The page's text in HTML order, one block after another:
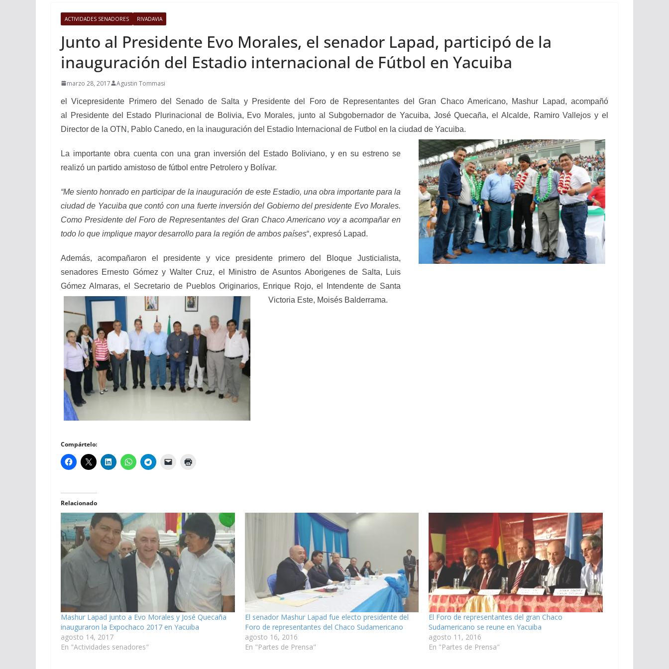
ACTIVIDADES SENADORES RIVADAVIA
Junto al Presidente Evo Morales, el senador Lapad, participó de la
inauguración del Estadio internacional de Fútbol en Yacuiba
marzo 28, 2017 Agustin Tommasi
el Vicepresidente Primero del Senado de Salta y Presidente del Foro de Representantes del Gran Chaco Americano, Mashur Lapad, acompañó
al
Presidente del Estado Plurinacional de Bolivia, Evo Morales, junto al Subgobernador de Yacuiba, José Quecaña, el Alcalde, Ramiro Vallejos y el
Director de la OTN, Pablo Canedo, en la inauguración del Estadio Internacional de Futbol en la ciudad de Yacuiba.
La importante obra cuenta con una gran inversión del Estado Boliviano, y en su estreno se
realizó un partido amistoso de fútbol entre Petrolero y Bolívar.
“Me siento honrado en participar de la inauguración de este Estadio, una obra importante para la
ciudad de Yacuiba que contó con una fuerte inversión del Gobierno del presidente Evo Morales.
Como Presidente del Foro de Representantes del Gran Chaco Americano voy a acompañar en
todo lo que implique mayor desarrollo para la región de ambos países“, expresó Lapad.
Además, acompañaron el presidente y vice presidente primero del Bloque Justicialista,
senadores Ernesto Gómez y Walter Cruz, el Ministro de Asuntos Aborigenes de Salta, Luis
Gómez Almaras, el Secretario de Pueblos Originarios, Enrique Rojo, el Intendente de Santa
Victoria Este, Moisés Balderrama.
Compártelo:
Relacionado
Mashur Lapad junto a Evo Morales y José Quecaña
inauguraron la Expochaco 2017 en Yacuiba
agosto 14, 2017
En "Actividades senadores"
El senador Mashur Lapad fue electo presidente del
Foro de representantes del Chaco Sudamericano
agosto 16, 2016
En "Partes de Prensa"
El Foro de representantes del gran Chaco
Sudamericano se reune en Yacuiba
agosto 11, 2016
En "Partes de Prensa"